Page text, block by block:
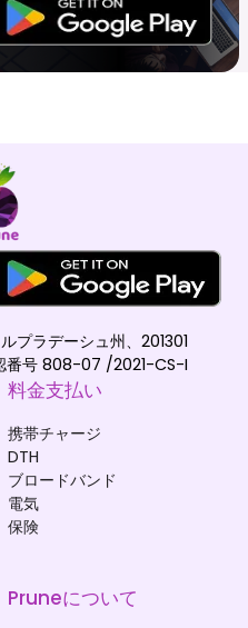
プラデーシュ州、201301
番号 808-07 /2021-CS-I
料金支払い
携帯チャージ
DTH
ブロードバンド
電気
保険
Pruneについて